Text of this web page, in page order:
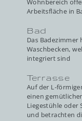
Wohnbereich
Arbeitsfläche in
Bad
Das Badezimmer
Waschbecken,
integriert sind
Terrasse
Auf der L-
einen
Liegestühle oder
und betrachten